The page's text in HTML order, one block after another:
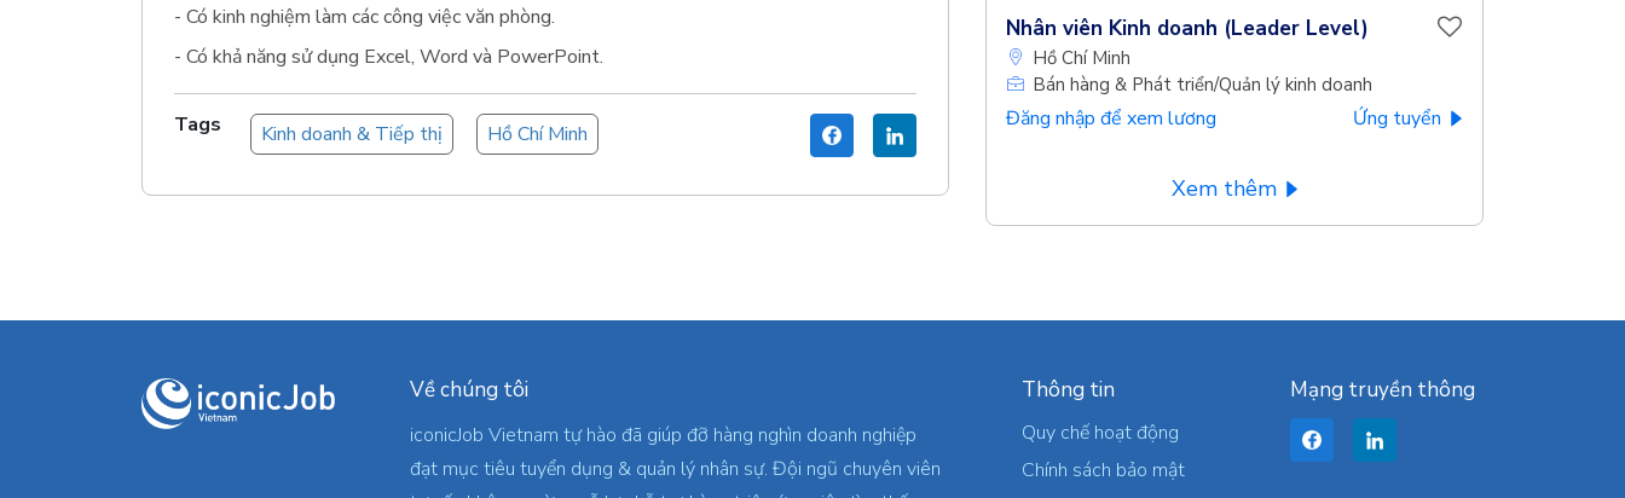
- Có kinh nghiệm làm các công việc văn phòng.
- Có khả năng sử dụng Excel, Word và PowerPoint.
Tags Kinh doanh & Tiếp thị Hồ Chí Minh
Nhân viên Kinh doanh (Leader Level)
Hồ Chí Minh
Bán hàng & Phát triển/Quản lý kinh doanh
Đăng nhập để xem lương Ứng tuyển
Xem thêm
Về chúng tôi
iconicJob Vietnam tự hào đã giúp đỡ hàng nghìn doanh nghiệp
đạt mục tiêu tuyển dụng & quản lý nhân sự. Đội ngũ chuyên viên
Thông tin
Quy chế hoạt động
Chính sách bảo mật
Mạng truyền thông